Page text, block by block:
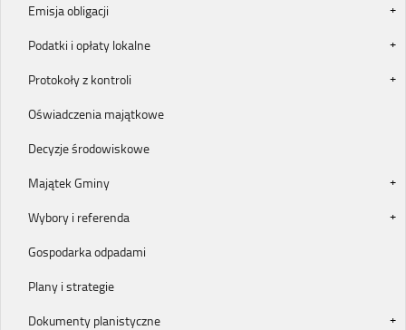
Emisja obligacji
Podatki i opłaty lokalne
Protokoły z kontroli
Oświadczenia majątkowe
Decyzje środowiskowe
Majątek Gminy
Wybory i referenda
Gospodarka odpadami
Plany i strategie
Dokumenty planistyczne